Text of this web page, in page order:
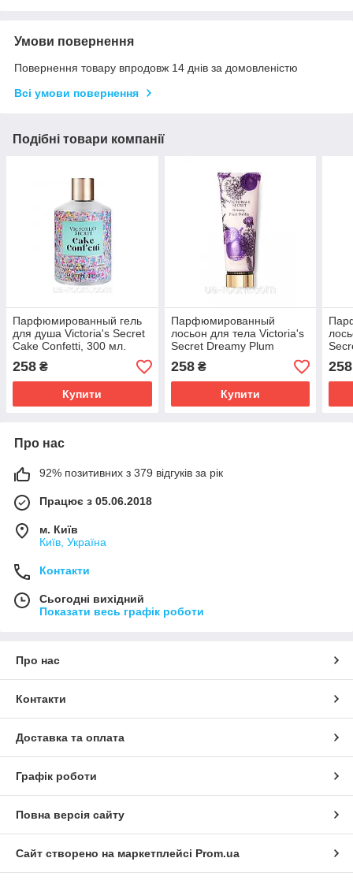
Умови повернення
Повернення товару впродовж 14 днів за домовленістю
Всі умови повернення
Подібні товари компанії
Парфюмированный гель
для душа Victoria's Secret
Cake Confetti, 300 мл.
258 ₴
Купити
Парфюмированный
лосьон для тела Victoria's
Secret Dreamy Plum
Dahlia, 236 мл.
258₴
Купити
236
258
Про нас
92% позитивних з 379 відгуків за рік
Працює з 05.06.2018
м. Київ
Київ, Україна
Контакти
Сьогодні вихідний
Показати весь графік роботи
Про нас
Контакти
Доставка та оплата
Графік роботи
Повна версія сайту
Сайт створено на маркетплейсі Prom.ua